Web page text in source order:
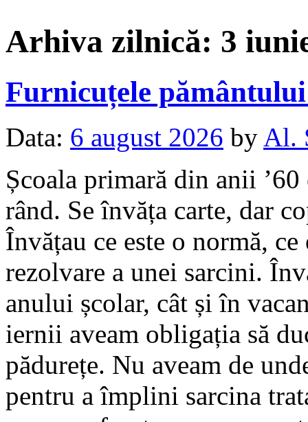
Arhiva zilnică: 3
Furnicuțele
Data: 6 august 2026 by Al.
Școala primară din anii
rând. Se învăța carte, dar
Învățau ce este o normă,
rezolvare a unei sarcini.
anului școlar, cât și în
iernii aveam obligația să
pădurețe. Nu aveam de
pentru a împlini sarcina